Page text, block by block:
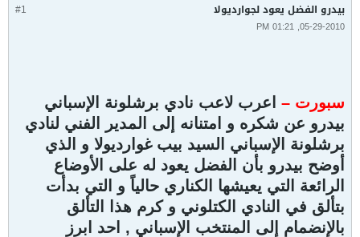
#1 بيدرو الفضل يعود لجوارديولا
05-29-2010, 01:21 PM
سبورت – اعرب لاعب نادي برشلونة الإسباني
بيدرو عن شكره و امتنانه إلى المدير الفني لنادي
برشلونة الإسباني السيد بيب غوارديولا و الذي
أوضح بيدرو بأن الفضل يعود له على الأوضاع
الرائعة التي يعيشها الكناري حالياً و التي بدأت
بتألق في النادي الكتلوني و كرم هذا التألق
بالإنضمام إلى المنتخب الإسباني , احد ابرز